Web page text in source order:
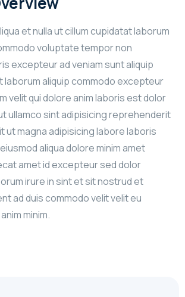
et nulla ut cillum cupidatat laborum
voluptate tempor non
excepteur ad veniam sunt aliquip
laborum aliquip commodo excepteur
velit qui dolore anim laboris est dolor
ullamco sint adipisicing reprehenderit
ut magna adipisicing labore laboris
aliqua dolore minim amet
amet id excepteur sed dolor
irure in sint et sit nostrud et
ad duis commodo velit velit eu
minim.